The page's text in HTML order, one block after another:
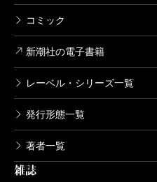
コミック
新潮社の電子書籍
レーベル・シリーズ一覧
発行形態一覧
著者一覧
雑誌